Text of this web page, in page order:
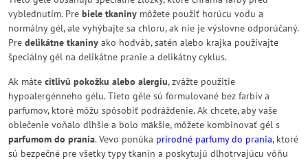
vyblednutím. Pre biele tkaniny môžete použiť horúcu vodu a
normálny gél, ale vyhýbajte sa chloru, ak nie je výslovne odporúčaný.
Pre delikátne tkaniny ako hodváb, satén alebo krajka používajte
špeciálny gél na delikátne pranie a delikátny cyklus.
Ak máte citlivú pokožku alebo alergiu, zvážte použitie
hypoalergénneho gélu. Tieto géle sú formulované bez farbív a
parfumov, ktoré môžu spôsobiť podráždenie. Ak chcete, aby vaše
oblečenie voňalo dlhšie a bolo mäkšie, môžete kombinovať gél s
parfumom do prania. Vevo ponúka prírodné parfumy do prania, ktoré
sú bezpečné pre všetky typy tkanín a poskytujú dlhotrvajúcu vôňu